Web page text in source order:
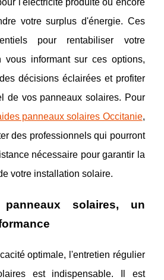
l'électricité produite ou encore
votre surplus d'énergie. Ces
pour rentabiliser votre
vous informant sur ces options,
décisions éclairées et profiter
de vos panneaux solaires. Pour
panneaux solaires Occitanie,
des professionnels qui pourront
nécessaire pour garantir la
votre installation solaire.
solaires, un
optimale, l'entretien régulier
est indispensable. Il est